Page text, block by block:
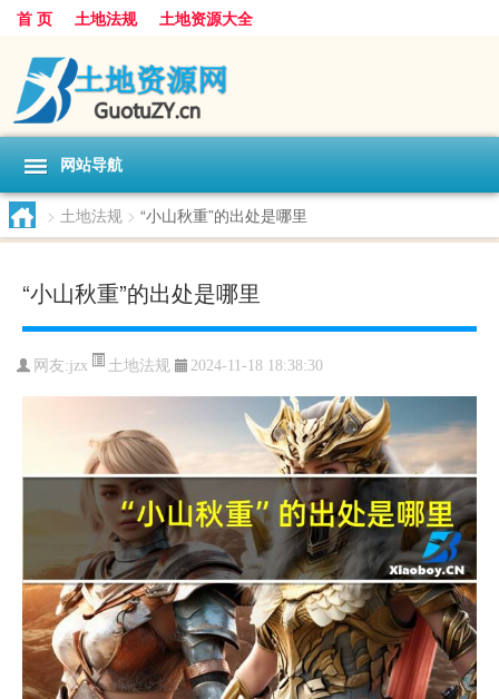
首 页 土地法规 土地资源大全
网站导航
> 土地法规 > “小山秋重”的出处是哪里
“小山秋重”的出处是哪里
网友:jzx 土地法规 2024-11-18 18:38:30